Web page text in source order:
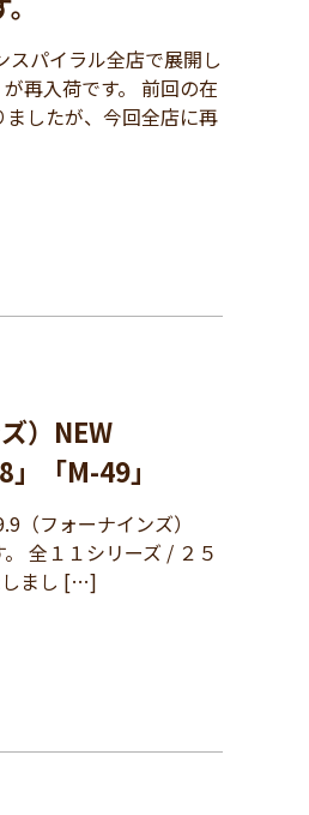
パイラル全店で展開し
再入荷です。 前回の在
したが、今回全店に再
）NEW
「M-49」
フォーナインズ）
全１１シリーズ / ２５
しまし […]